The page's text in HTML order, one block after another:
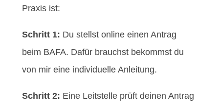
Praxis ist:
Schritt 1: Du stellst online einen Antrag
beim BAFA. Dafür brauchst bekommst du
von mir eine individuelle Anleitung.
Schritt 2: Eine Leitstelle prüft deinen Antrag